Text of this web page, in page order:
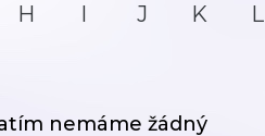
H I J K L
nemáme žádný